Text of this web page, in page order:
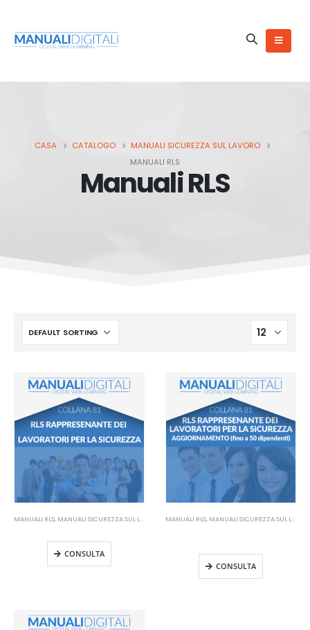
CASA CATALOGO
MANUALI SICUREZZA SUL LAVORO
MANUALI RLS
Manuali RLS
MANUALI RLS, MANUALI SICUREZZA SUL LAVORO
CONSULTA
MANUALI RLS, MANUALI SICUREZZA SUL LAVORO
CONSULTA